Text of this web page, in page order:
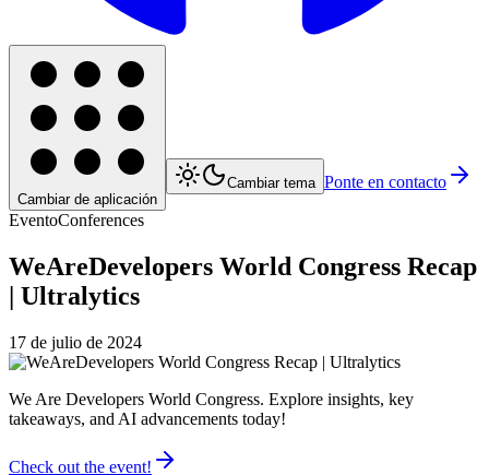
Cambiar de aplicación
Cambiar tema Ponte en contacto
EventoConferences
WeAreDevelopers World Congress Recap
| Ultralytics
17 de julio de 2024
We Are Developers World Congress. Explore insights, key
takeaways, and AI advancements today!
Check out the event!